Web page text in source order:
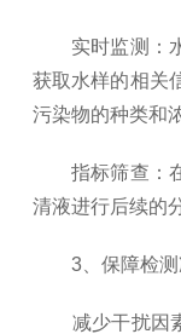
实时监测：水
获取水样的相关
污染物的种类和
指标筛查：在
清液进行后续的
3、保障检测
减少干扰因素